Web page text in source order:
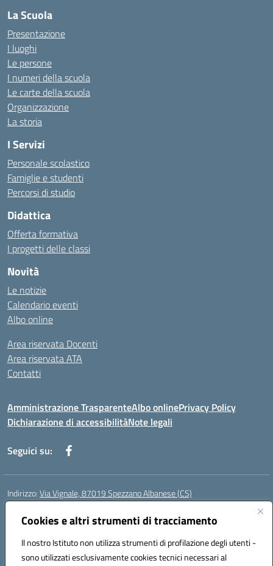
Cookies e altri strumenti di tracciamento
Il nostro Istituto non utilizza strumenti di profilazione degli utenti -
sono utilizzati esclusivamente cookies tecnici necessari al
La Scuola
Presentazione
I luoghi
Le persone
I numeri della scuola
Le carte della scuola
Organizzazione
La storia
I Servizi
Personale scolastico
Famiglie e studenti
Percorsi di studio
Didattica
Offerta formativa
I progetti delle classi
Novità
Le notizie
Calendario eventi
Albo online
Area riservata Docenti
Area riservata ATA
Contatti
Amministrazione TrasparenteAlbo onlinePrivacy Policy
Dichiarazione di accessibilitàNote legali
Seguici su:
Indirizzo:Via Vignale, 87019 Spezzano Albanese (CS)
Centralino:
Posta elettronica certificata (PEC):csic878003@pec.istruzione.it
Codice fiscale: 94018300783
Codice meccanografico:CSIC878003